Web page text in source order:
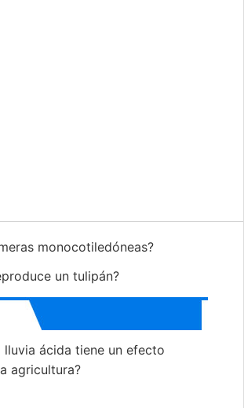
monocotiledóneas?
un tulipán?
lluvia ácida tiene un efecto
agricultura?